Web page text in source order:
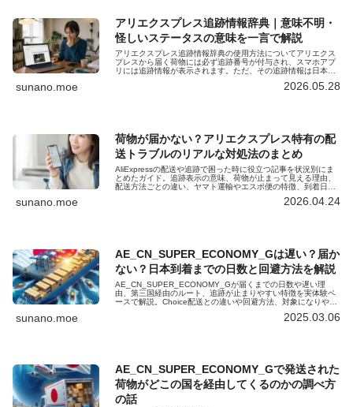
アリエクスプレス追跡情報辞典｜意味不明・
怪しいステータスの意味を一言で解説
アリエクスプレス追跡情報辞典の使用方法についてアリエクス
プレスから届く荷物には必ず追跡番号が付与され、スマホアプ
リには追跡情報が表示されます。ただ、その追跡情報は日本語
sunano.moe 2026.05.28
荷物が届かない？アリエクスプレス特有の配
送トラブルのリアルな対処法のまとめ
AliExpressの配送や追跡で困った時に役立つ記事を状況別にま
とめたガイド。追跡表示の意味、荷物が止まって見える理由、
配送方法ごとの違い、ヤマト運輸やエスポ便の特徴、到着日を
安を減らしながら荷物の流れを理解できるよう構成していま
sunano.moe 2026.04.24
AE_CN_SUPER_ECONOMY_Gは遅い？届か
ない？日本到着までの日数と回避方法を解説
AE_CN_SUPER_ECONOMY_Gが届くまでの日数や遅い理
由、第三国経由のルート、追跡が止まりやすい特徴を実体験ベ
ースで解説。Choice配送との違いや回避方法、対象になりやす
されやすい配送の仕組みを事前に知りたい人向けです。詳しく
sunano.moe 2025.03.06
AE_CN_SUPER_ECONOMY_Gで発送された
荷物がどこの国を経由してくるのかの調べ方
の話